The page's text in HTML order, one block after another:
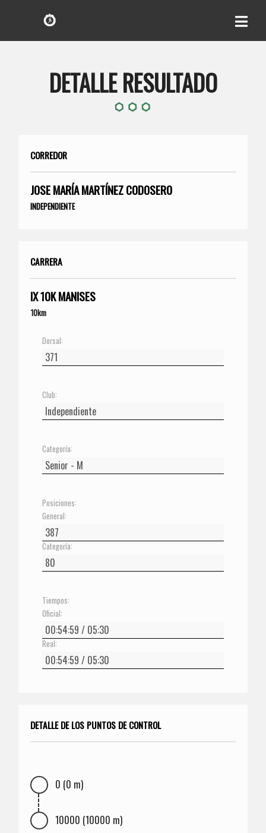
DETALLE RESULTADO
CORREDOR
JOSE MARÍA MARTÍNEZ CODOSERO
INDEPENDIENTE
CARRERA
IX 10K MANISES
10km
Dorsal:
Club:
Categoría:
Posiciones:
General:
Categoría:
Tiempos:
Oficial:
Real:
DETALLE DE LOS PUNTOS DE CONTROL
0 (0 m)
10000 (10000 m)